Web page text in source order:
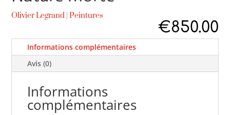
Olivier Legrand |Peintures
€850.00
Informations complémentaires
Avis (0)
Informations
complémentaires